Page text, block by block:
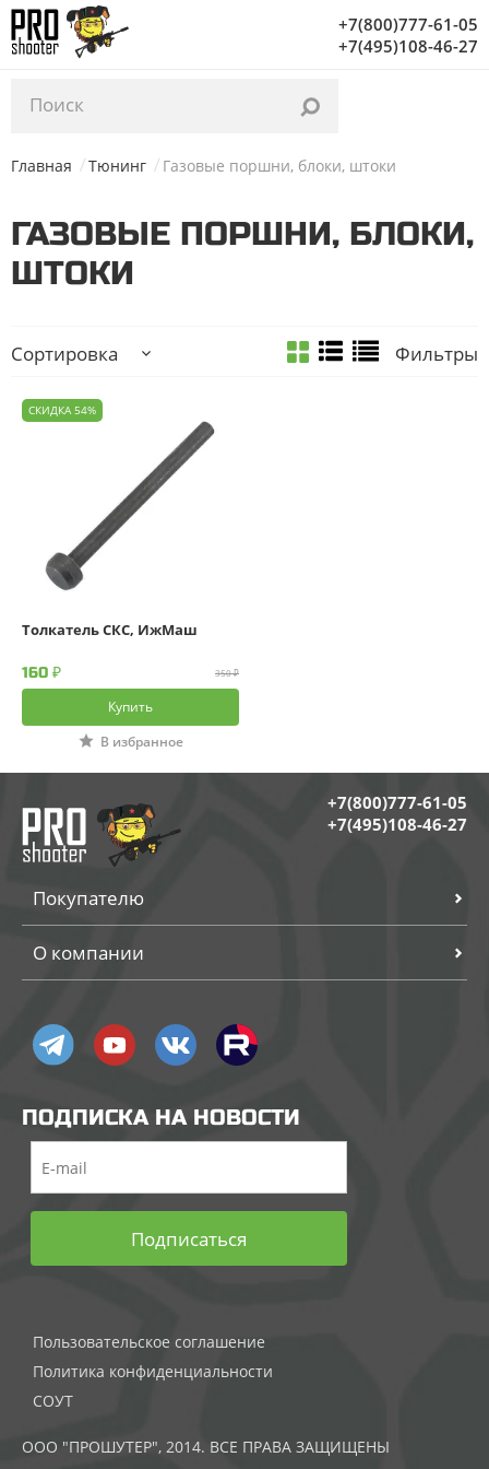
Уважаемые посетители, с 03.02 по 06.02 на нашем
складе проводится инвентаризация. Заказы начнут
отгружаться с 07.02. Благодарим за понимание!
+7(800)777-61-05
+7(495)108-46-27
Главная Тюнинг Газовые поршни, блоки, штоки
ГАЗОВЫЕ ПОРШНИ, БЛОКИ,
ШТОКИ
СКС/ВПО-208/
БРЕНД
ИжМаш
Сортировка Фильтры
СКИДКА 54%
Толкатель СКС, ИжМаш
160 ₽ 350 ₽
Купить
В избранное
+7(800)777-61-05
+7(495)108-46-27
Покупателю
О компании
ПОДПИСКА НА НОВОСТИ
Подписаться
Пользовательское соглашение
Политика конфиденциальности
СОУТ
ООО "ПРОШУТЕР", 2014. ВСЕ ПРАВА ЗАЩИЩЕНЫ